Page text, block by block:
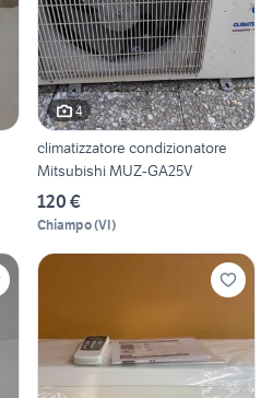
4
climatizzatore condizionatore
Mitsubishi MUZ-GA25V
120 €
Chiampo(VI)